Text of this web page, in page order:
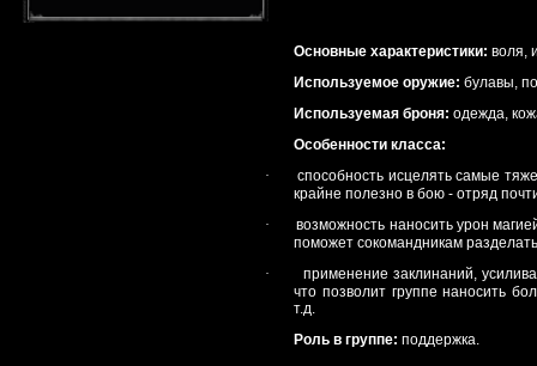
Основные характеристики: воля,
Используемое оружие: булавы,
Используемая броня: одежда,
Особенности класса:
·
способность исцелять самые
крайне полезно в бою - отряд
·
возможность наносить урон
поможет сокомандникам
·
применение заклинаний,
что позволит группе наносить
т.д.
Роль в группе: поддержка.